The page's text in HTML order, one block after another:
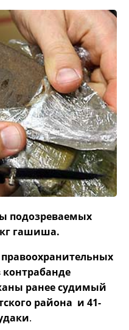
подозреваемых
гашиша.
ранее судимый
района и 41-
.